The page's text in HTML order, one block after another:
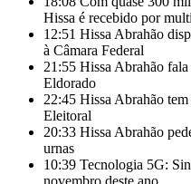
Hissa é recebido por
12:51 Hissa Abrahão
à Câmara Federal
21:55 Hissa Abrahão
Eldorado
22:45 Hissa Abrahão
Eleitoral
20:33 Hissa Abrahão
urnas
10:39 Tecnologia 5G:
novembro deste ano